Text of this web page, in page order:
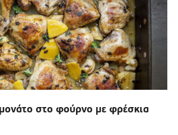
στο φούρνο με φρέσκια